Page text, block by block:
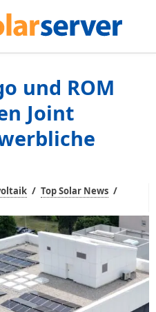
und ROM
Joint
/ Top Solar News /